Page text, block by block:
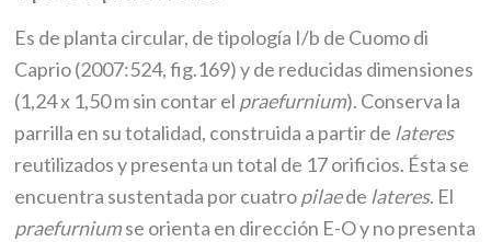
Es de planta circular, de tipología I/b de Cuomo di
Caprio (2007:524, fig.169) y de reducidas dimensiones
(1,24 x 1,50 m sin contar el praefurnium). Conserva la
parrilla en su totalidad, construida a partir de lateres
reutilizados y presenta un total de 17 orificios. Ésta se
encuentra sustentada por cuatropilaede lateres. El
praefurniumse orienta en dirección E-O y no presenta